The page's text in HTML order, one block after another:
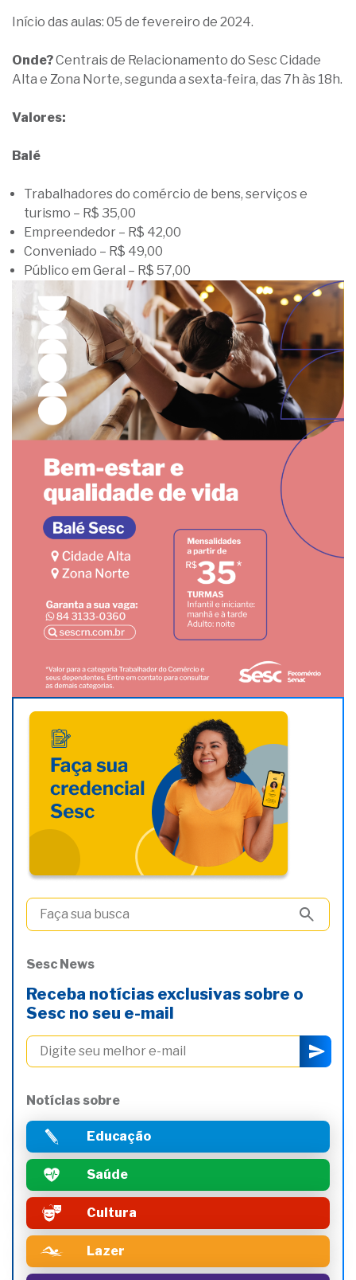
Início das aulas: 05 de fevereiro de 2024.
Onde?Centrais de Relacionamento do Sesc Cidade
Alta e Zona Norte, segunda a sexta-feira, das 7h às 18h.
Valores:
Balé
Trabalhadores do comércio de bens, serviços e
turismo – R$ 35,00
Empreendedor – R$ 42,00
Conveniado – R$ 49,00
Público em Geral – R$ 57,00
Sesc News
Receba notícias exclusivas sobre o
Sesc no seu e-mail
Notícias sobre
Educação
Saúde
Cultura
Lazer